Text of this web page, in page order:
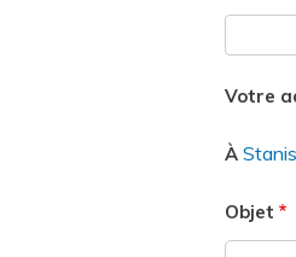
Votre
À
Objet